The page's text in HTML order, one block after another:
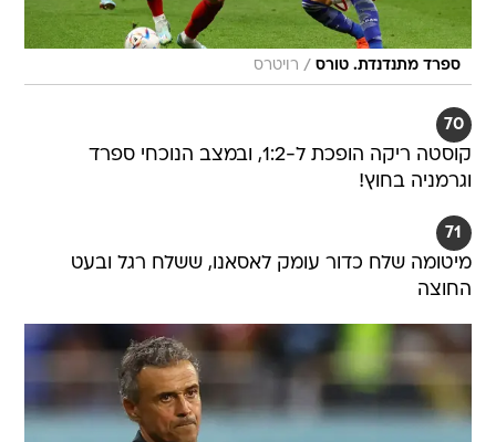
ספרד מתנדנדת. טורס / רויטרס
70
קוסטה ריקה הופכת ל-1:2, ובמצב הנוכחי ספרד
וגרמניה בחוץ!
71
מיטומה שלח כדור עומק לאסאנו, ששלח רגל ובעט
החוצה